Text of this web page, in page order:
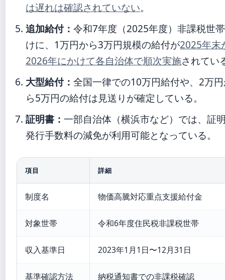
は遅れは確認されていない。
追加給付：令和7年度（2025年度）非課税世
けに、1万円から3万円規模の給付が2025年末
2026年にかけて各自治体で順次実施されてい
大型給付：全国一律での10万円給付や、2万
ら5万円の給付は見送りが確定している。
証明書：一部自治体（横浜市など）では、証
発行手数料の減免が利用可能となっている。
項目 詳細
制度名 物価高騰対応重点支援給付金
対象世帯 令和6年度住民税非課税世帯
収入基準日 2023年1月1日〜12月31日
基準確認方法 納税通知書での非課税確認